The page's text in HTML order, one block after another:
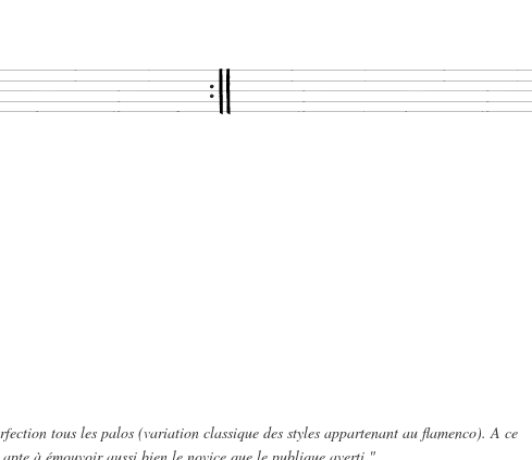
tous les palos (variation classique des styles appartenant au flamenco). A ce